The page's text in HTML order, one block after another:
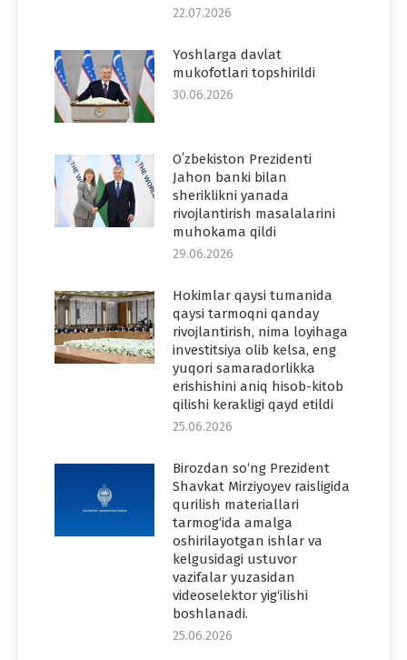
22.07.2026
Yoshlarga davlat
mukofotlari topshirildi
30.06.2026
Oʻzbekiston Prezidenti
Jahon banki bilan
sheriklikni yanada
rivojlantirish masalalarini
muhokama qildi
29.06.2026
Hokimlar qaysi tumanida
qaysi tarmoqni qanday
rivojlantirish, nima loyihaga
investitsiya olib kelsa, eng
yuqori samaradorlikka
erishishini aniq hisob-kitob
qilishi kerakligi qayd etildi
25.06.2026
Birozdan so‘ng Prezident
Shavkat Mirziyoyev raisligida
qurilish materiallari
tarmog‘ida amalga
oshirilayotgan ishlar va
kelgusidagi ustuvor
vazifalar yuzasidan
videoselektor yig‘ilishi
boshlanadi.
25.06.2026